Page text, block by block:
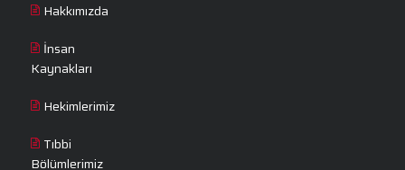
Hakkımızda
İnsan
Kaynakları
Hekimlerimiz
Tıbbi
Bölümlerimiz